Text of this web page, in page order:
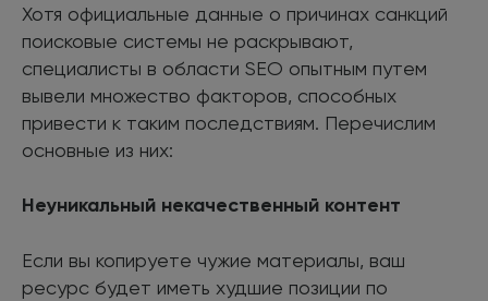
Хотя официальные данные о причинах санкций
поисковые системы не раскрывают,
специалисты в области SEO опытным путем
вывели множество факторов, способных
привести к таким последствиям. Перечислим
основные из них:
Неуникальный некачественный контент
Если вы копируете чужие материалы, ваш
ресурс будет иметь худшие позиции по